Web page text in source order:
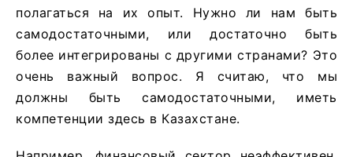
полагаться на их опыт. Нужно ли нам быть
самодостаточными, или достаточно быть
более интегрированы с другими странами? Это
очень важный вопрос. Я считаю, что мы
должны быть самодостаточными, иметь
компетенции здесь в Казахстане.